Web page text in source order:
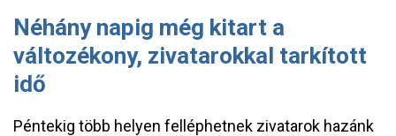
Néhány napig még kitart a
változékony, zivatarokkal tarkított
idő
Péntekig több helyen felléphetnek zivatarok hazánk